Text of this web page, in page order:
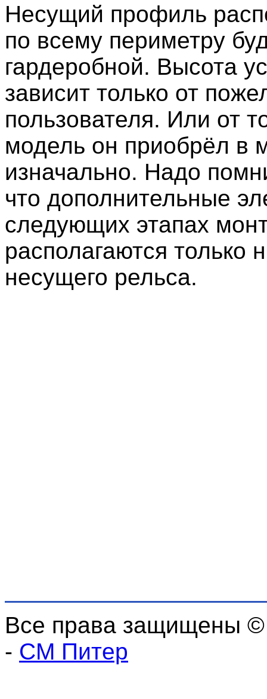
Несущий профиль
по всему периметру
гардеробной. Высота
зависит только от
пользователя. Или от
модель он приобрёл в
изначально. Надо
что дополнительные
следующих этапах
располагаются только
несущего рельса.
Все права защищены
- СМ Питер